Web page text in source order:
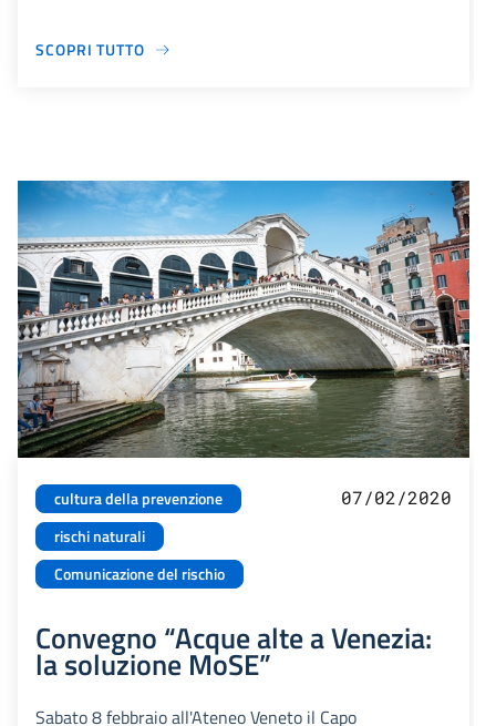
SCOPRI TUTTO
cultura della prevenzione
rischi naturali
Comunicazione del rischio
07/02/2020
Convegno “Acque alte a Venezia:
la soluzione MoSE”
Sabato 8 febbraio all'Ateneo Veneto il Capo